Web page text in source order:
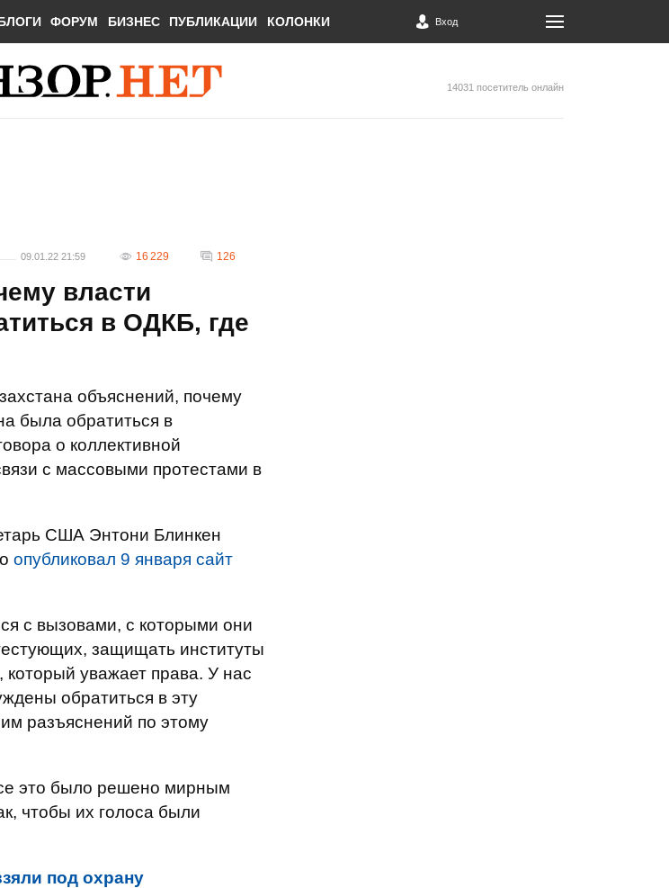
ФОРУМ БИЗНЕС ПУБЛИКАЦИИ КОЛОНКИ Вход
14031 посетитель онлайн
09.01.22 21:59 16 229 126
власти
в ОДКБ, где
объяснений, почему
была обратиться в
о коллективной
с массовыми протестами в
США Энтони Блинкен
опубликовал 9 января сайт
с вызовами, с которыми они
защищать институты
который уважает права. У нас
обратиться в эту
разъяснений по этому
это было решено мирным
чтобы их голоса были
под охрану